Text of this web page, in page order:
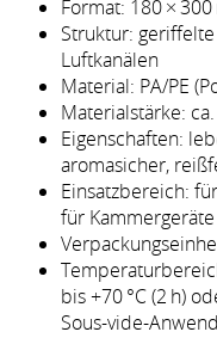
Format: 180 ×
Struktur:
Luftkanälen
Material: PA/PE
Materialstärke:
Eigenschaften:
aromasicher,
Einsatzbereich:
für Kammergeräte
bis +70 °C (2 h)
Sous-vide-